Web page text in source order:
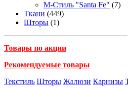
М-Стиль "Santa Fe" (7)
Ткани (449)
Шторы (1)
Товары по акции
Рекомендуемые товары
Текстиль Шторы Жалюзи Карнизы